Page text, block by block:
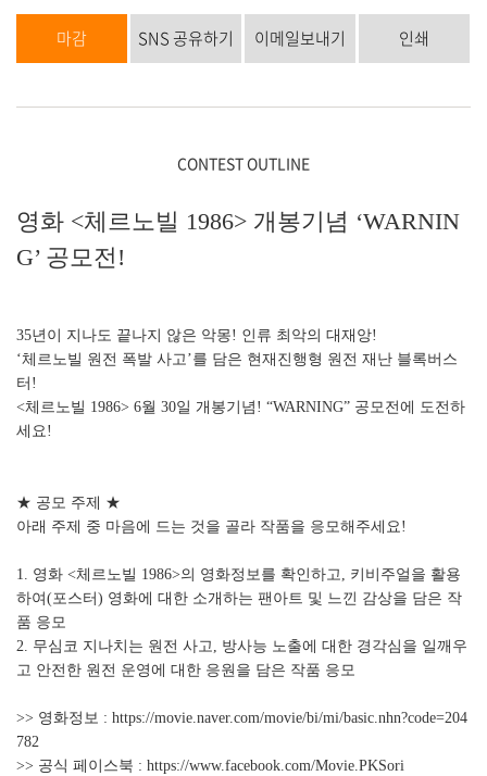
마감 SNS 공유하기 이메일보내기 인쇄
CONTEST OUTLINE
영화 <체르노빌 1986> 개봉기념 ‘WARNIN
G’ 공모전!
35년이 지나도 끝나지 않은 악몽! 인류 최악의 대재앙!
‘체르노빌 원전 폭발 사고’를 담은 현재진행형 원전 재난 블록버스
터!
<체르노빌 1986> 6월 30일 개봉기념! “WARNING” 공모전에 도전하
세요!
★ 공모 주제 ★
아래 주제 중 마음에 드는 것을 골라 작품을 응모해주세요!
1. 영화 <체르노빌 1986>의 영화정보를 확인하고, 키비주얼을 활용
하여(포스터) 영화에 대한 소개하는 팬아트 및 느낀 감상을 담은 작
품 응모
2. 무심코 지나치는 원전 사고, 방사능 노출에 대한 경각심을 일깨우
고 안전한 원전 운영에 대한 응원을 담은 작품 응모
>> 영화정보 : https://movie.naver.com/movie/bi/mi/basic.nhn?code=204
782
>> 공식 페이스북 : https://www.facebook.com/Movie.PKSori